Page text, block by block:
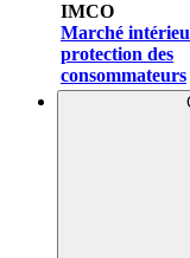
IMCO
Marché
protection des
consommateurs